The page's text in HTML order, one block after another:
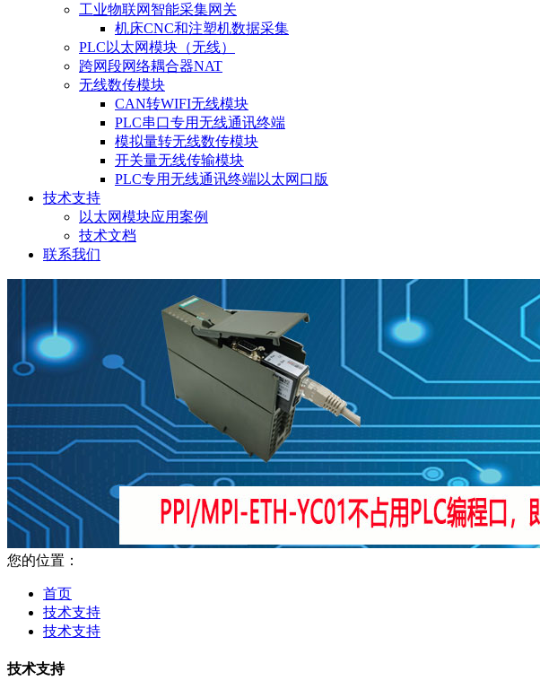
工业物联网智能采集网关
机床CNC和注塑机数据采集
PLC以太网模块（无线）
跨网段网络耦合器NAT
无线数传模块
CAN转WIFI无线模块
PLC串口专用无线通讯终端
模拟量转无线数传模块
开关量无线传输模块
PLC专用无线通讯终端以太网口版
技术支持
以太网模块应用案例
技术文档
联系我们
您的位置：
首页
技术支持
技术支持
技术支持